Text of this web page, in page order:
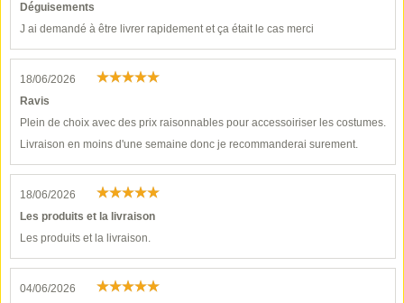
Déguisements
J ai demandé à être livrer rapidement et ça était le cas merci
18/06/2026
Ravis
Plein de choix avec des prix raisonnables pour accessoiriser les costumes.
Livraison en moins d'une semaine donc je recommanderai surement.
18/06/2026
Les produits et la livraison
Les produits et la livraison.
04/06/2026